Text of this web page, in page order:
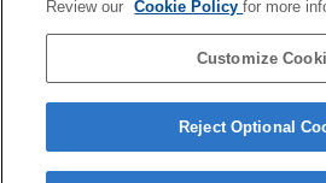
Informações de
Review our Cookie Policyfor more
Customize
Reject Optional